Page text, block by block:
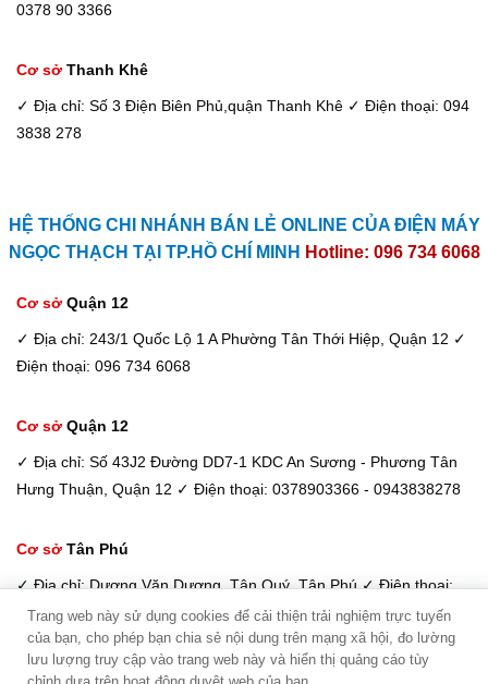
0378 90 3366
Cơ sở Thanh Khê
✓ Địa chỉ: Số 3 Điện Biên Phủ,quận Thanh Khê ✓ Điện thoại: 094
3838 278
HỆ THỐNG CHI NHÁNH BÁN LẺ ONLINE CỦA ĐIỆN MÁY
NGỌC THẠCH TẠI TP.HỒ CHÍ MINH Hotline: 096 734 6068
Cơ sở Quận 12
✓ Địa chỉ: 243/1 Quốc Lộ 1 A Phường Tân Thới Hiệp, Quận 12 ✓
Điện thoại: 096 734 6068
Cơ sở Quận 12
✓ Địa chỉ: Số 43J2 Đường DD7-1 KDC An Sương - Phương Tân
Hưng Thuận, Quận 12 ✓ Điện thoại: 0378903366 - 0943838278
Cơ sở Tân Phú
✓ Địa chỉ: Dương Văn Dương, Tân Quý, Tân Phú✓ Điện thoại:
098 933 6068 / 033 885 6600
Trang web này sử dụng cookies để cải thiện trải nghiệm trực tuyến
của bạn, cho phép bạn chia sẻ nội dung trên mạng xã hội, đo lường
lưu lượng truy cập vào trang web này và hiển thị quảng cáo tùy
Kim Dung - Tư vấn viên